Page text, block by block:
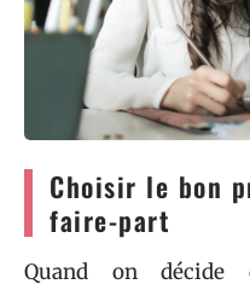
Choisir le bon
faire-part
Quand on